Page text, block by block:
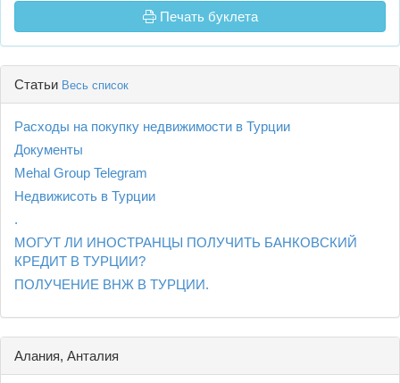
Печать буклета
Статьи Весь список
Расходы на покупку недвижимости в Турции
Документы
Mehal Group Telegram
Недвижисоть в Турции
.
МОГУТ ЛИ ИНОСТРАНЦЫ ПОЛУЧИТЬ БАНКОВСКИЙ
КРЕДИТ В ТУРЦИИ?
ПОЛУЧЕНИЕ ВНЖ В ТУРЦИИ.
Алания, Анталия